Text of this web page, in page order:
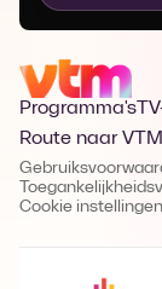
Programma's
Route naar VTM
Cookie instellingen